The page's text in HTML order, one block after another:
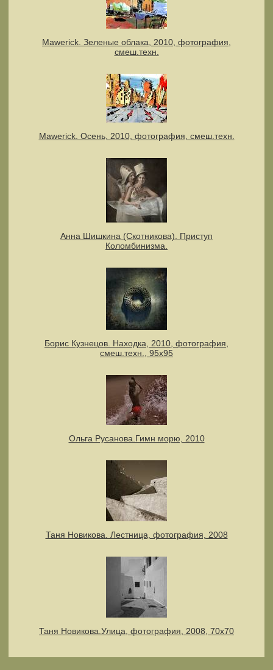
Mawerick. Зеленые облака, 2010, фотография,
смеш.техн.
Mawerick. Осень, 2010, фотография, смеш.техн.
Анна Шишкина (Скотникова). Приступ
Коломбинизма.
Борис Кузнецов. Находка, 2010, фотография,
смеш.техн., 95х95
Ольга Русанова.Гимн морю, 2010
Таня Новикова. Лестница, фотография, 2008
Таня Новикова.Улица, фотография, 2008, 70х70